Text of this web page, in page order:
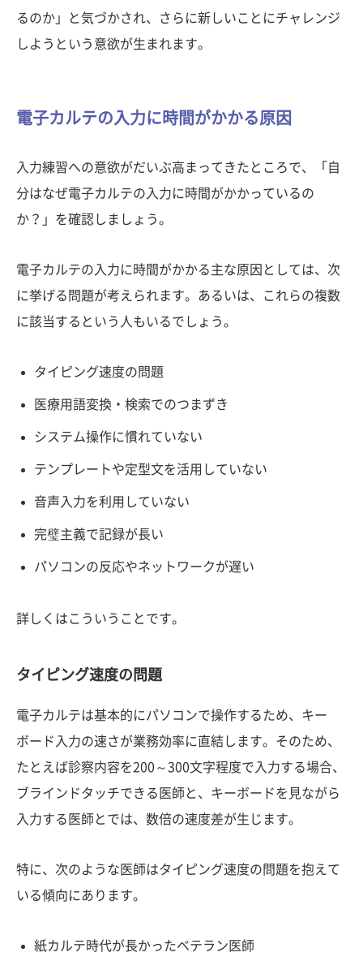
るのか」と気づかされ、さらに新しいことにチャレンジ
しようという意欲が生まれます。
電子カルテの入力に時間がかかる原因
入力練習への意欲がだいぶ高まってきたところで、「自
分はなぜ電子カルテの入力に時間がかかっているの
か？」を確認しましょう。
電子カルテの入力に時間がかかる主な原因としては、次
に挙げる問題が考えられます。あるいは、これらの複数
に該当するという人もいるでしょう。
タイピング速度の問題
医療用語変換・検索でのつまずき
システム操作に慣れていない
テンプレートや定型文を活用していない
音声入力を利用していない
完璧主義で記録が長い
パソコンの反応やネットワークが遅い
詳しくはこういうことです。
タイピング速度の問題
電子カルテは基本的にパソコンで操作するため、キー
ボード入力の速さが業務効率に直結します。そのため、
たとえば診察内容を200～300文字程度で入力する場合、
ブラインドタッチできる医師と、キーボードを見ながら
入力する医師とでは、数倍の速度差が生じます。
特に、次のような医師はタイピング速度の問題を抱えて
いる傾向にあります。
紙カルテ時代が長かったベテラン医師